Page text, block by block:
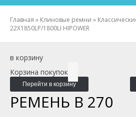
Главная » Клиновые ремни »
22X1850LP/1800LI HIPOWER
в корзину
Корзина покупок
Перейти в корзину
РЕМЕНЬ B 270